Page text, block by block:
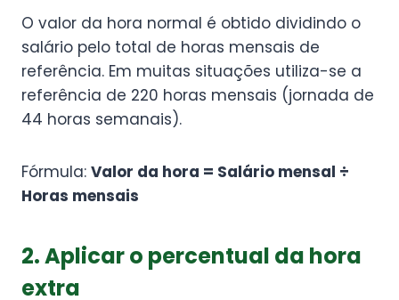
O valor da hora normal é obtido dividindo o
salário pelo total de horas mensais de
referência. Em muitas situações utiliza-se a
referência de 220 horas mensais (jornada de
44 horas semanais).
Fórmula: Valor da hora = Salário mensal ÷
Horas mensais
2. Aplicar o percentual da hora
extra